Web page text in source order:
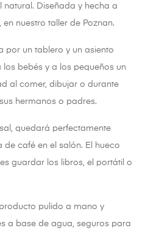
Diseñada y hecha a
nuestro taller de Poznan.
por un tablero y un asiento
bebés y a los pequeños un
al comer, dibujar o durante
hermanos o padres.
quedará perfectamente
café en el salón. El hueco
guardar los libros, el portátil o
pulido a mano y
a base de agua, seguros para